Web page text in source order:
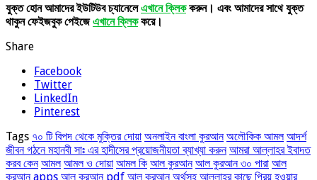
যুক্ত হোন আমাদের ইউটিউব চ্যানেলেএখানে ক্লিককরুন। এবং আমাদের সাথে যুক্ত
থাকুন ফেইজবুক পেইজেএখানে ক্লিককরে।
Share
Facebook
Twitter
LinkedIn
Pinterest
Tags ৭০ টি বিপদ থেকে মুক্তির দোয়া অনলাইন বাংলা কুরআন অলৌকিক আমল আদর্শ
জীবন গঠনে মহানবী সাঃ এর হাদীসের প্রয়োজনীয়তা ব্যাখ্যা করুন আমরা আল্লাহর ইবাদত
করব কেন আমল আমল ও দোয়া আমল কি আল কুরআন আল কুরআন ৩০ পারা আল
কুরআন apps আল কুরআন pdf আল কুরআন অর্থসহ আল্লাহর কাছে প্রিয় হওয়ার